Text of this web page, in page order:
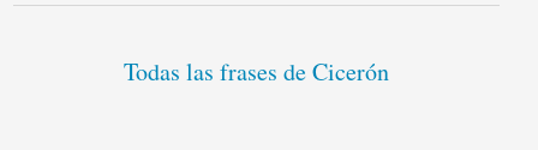
Todas las frases de Cicerón